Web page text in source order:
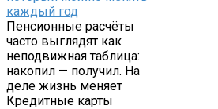
каждый год
Пенсионные расчёты
часто выглядят как
неподвижная таблица:
накопил — получил. На
деле жизнь меняет
Кредитные карты